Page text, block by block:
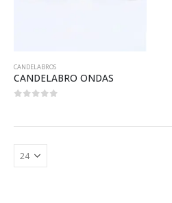
CANDELABROS
CANDELABRO ONDAS